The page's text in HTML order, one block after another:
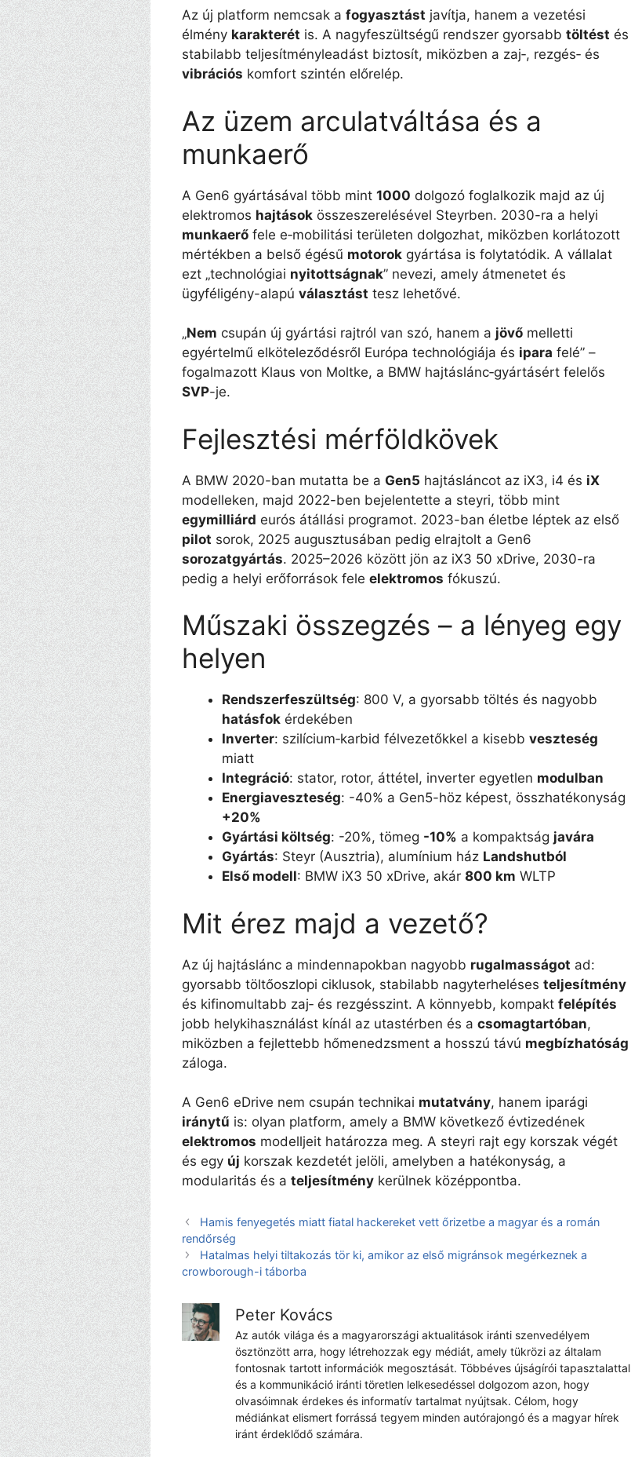
Az új platform nemcsak a fogyasztást javítja, hanem a vezetési
élmény karakterét is. A nagyfeszültségű rendszer gyorsabb töltést és
stabilabb teljesítményleadást biztosít, miközben a zaj‑, rezgés‑ és
vibrációs komfort szintén előrelép.
Az üzem arculatváltása és a
munkaerő
A Gen6 gyártásával több mint 1000 dolgozó foglalkozik majd az új
elektromos hajtások összeszerelésével Steyrben. 2030-ra a helyi
munkaerő fele e‑mobilitási területen dolgozhat, miközben korlátozott
mértékben a belső égésű motorok gyártása is folytatódik. A vállalat
ezt „technológiai nyitottságnak” nevezi, amely átmenetet és
ügyféligény-alapú választást tesz lehetővé.
„Nem csupán új gyártási rajtról van szó, hanem a jövő melletti
egyértelmű elköteleződésről Európa technológiája és ipara felé” –
fogalmazott Klaus von Moltke, a BMW hajtáslánc‑gyártásért felelős
SVP-je.
Fejlesztési mérföldkövek
A BMW 2020-ban mutatta be a Gen5 hajtásláncot az iX3, i4 és iX
modelleken, majd 2022-ben bejelentette a steyri, több mint
egymilliárd eurós átállási programot. 2023-ban életbe léptek az első
pilot sorok, 2025 augusztusában pedig elrajtolt a Gen6
sorozatgyártás. 2025–2026 között jön az iX3 50 xDrive, 2030-ra
pedig a helyi erőforrások fele elektromos fókuszú.
Műszaki összegzés – a lényeg egy
helyen
Rendszerfeszültség: 800 V, a gyorsabb töltés és nagyobb
hatásfok érdekében
Inverter: szilícium‑karbid félvezetőkkel a kisebb veszteség
miatt
Integráció: stator, rotor, áttétel, inverter egyetlen modulban
Energiaveszteség: -40% a Gen5-höz képest, összhatékonyság
+20%
Gyártási költség: -20%, tömeg -10% a kompaktság javára
Gyártás: Steyr (Ausztria), alumínium ház Landshutból
Első modell: BMW iX3 50 xDrive, akár 800 km WLTP
Mit érez majd a vezető?
Az új hajtáslánc a mindennapokban nagyobb rugalmasságot ad:
gyorsabb töltőoszlopi ciklusok, stabilabb nagyterheléses teljesítmény
és kifinomultabb zaj‑ és rezgésszint. A könnyebb, kompakt felépítés
jobb helykihasználást kínál az utastérben és a csomagtartóban,
miközben a fejlettebb hőmenedzsment a hosszú távú megbízhatóság
záloga.
A Gen6 eDrive nem csupán technikai mutatvány, hanem iparági
iránytű is: olyan platform, amely a BMW következő évtizedének
elektromos modelljeit határozza meg. A steyri rajt egy korszak végét
és egy új korszak kezdetét jelöli, amelyben a hatékonyság, a
modularitás és a teljesítmény kerülnek középpontba.
Hamis fenyegetés miatt fiatal hackereket vett őrizetbe a magyar és a román
rendőrség
Hatalmas helyi tiltakozás tör ki, amikor az első migránsok megérkeznek a
crowborough-i táborba
Peter Kovács
Az autók világa és a magyarországi aktualitások iránti szenvedélyem
ösztönzött arra, hogy létrehozzak egy médiát, amely tükrözi az általam
fontosnak tartott információk megosztását. Többéves újságírói tapasztalattal
és a kommunikáció iránti töretlen lelkesedéssel dolgozom azon, hogy
olvasóimnak érdekes és informatív tartalmat nyújtsak. Célom, hogy
médiánkat elismert forrássá tegyem minden autórajongó és a magyar hírek
iránt érdeklődő számára.